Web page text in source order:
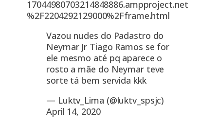
17044980703214848886.ampproject.net
%2F2204292129000%2Fframe.html
Vazou nudes do Padastro do
Neymar Jr Tiago Ramos se for
ele mesmo até pq aparece o
rosto a mãe do Neymar teve
sorte tá bem servida kkk
— Luktv_Lima (@luktv_spsjc)
April 14, 2020